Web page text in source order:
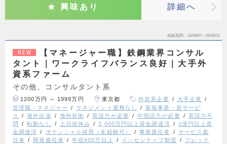
興味あり 詳細へ
掲載期間 26/08/07～26/08/22
NEW
【マネージャー職】鉄鋼業界コンサル
タント｜ワークライフバランス良好｜大手外
資系ファーム
その他、コンサルタント系
1200万円 ～ 1999万円 東京都 外資系企業
大手企業
管理職・マネジャー
マネジメント業務なし
新規事業・新サービ
ス
海外出張 海外折衝 英語力が必要 中国語力が必要
英語力不
問
転勤なし 土日祝休み 3,000万円以上資金調達済
1億円以上資
金調達済
ポテンシャル採用（未経験可） 事業責任者
サービス責
任者
開発責任者 年収600万以上 インセンティブ制度
フレック